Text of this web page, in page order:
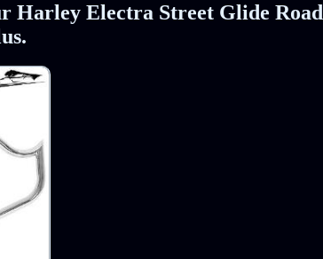
Harley Electra Street Glide Road